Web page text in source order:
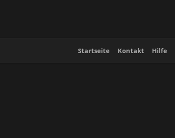
Startseite Kontakt Hilfe